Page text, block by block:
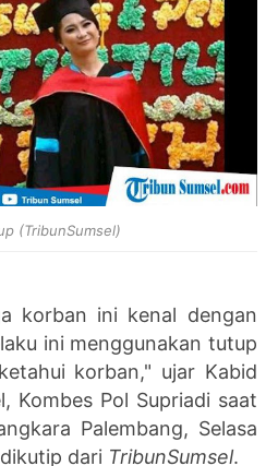
(TribunSumsel)
korban ini kenal dengan
ini menggunakan tutup
korban," ujar Kabid
Kombes Pol Supriadi saat
Palembang, Selasa
dari TribunSumsel.